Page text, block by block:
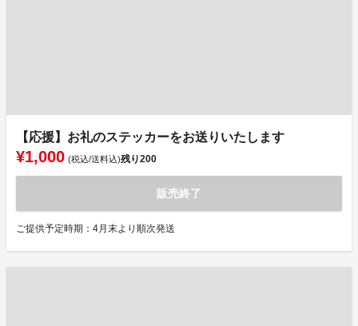
【応援】お礼のステッカーをお送りいたします
¥1,000 (税込/送料込)残り200
販売終了
ご提供予定時期：4月末より順次発送